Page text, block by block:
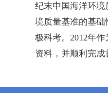
纪末中国海洋环
境质量基准的基础
极科考。2012年
资料，并顺利完成